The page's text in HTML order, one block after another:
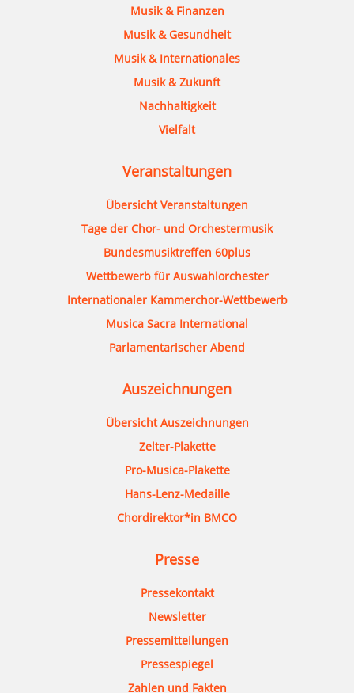
Musik & Finanzen
Musik & Gesundheit
Musik & Internationales
Musik & Zukunft
Nachhaltigkeit
Vielfalt
Veranstaltungen
Übersicht Veranstaltungen
Tage der Chor- und Orchestermusik
Bundesmusiktreffen 60plus
Wettbewerb für Auswahlorchester
Internationaler Kammerchor-Wettbewerb
Musica Sacra International
Parlamentarischer Abend
Auszeichnungen
Übersicht Auszeichnungen
Zelter-Plakette
Pro-Musica-Plakette
Hans-Lenz-Medaille
Chordirektor*in BMCO
Presse
Pressekontakt
Newsletter
Pressemitteilungen
Pressespiegel
Zahlen und Fakten